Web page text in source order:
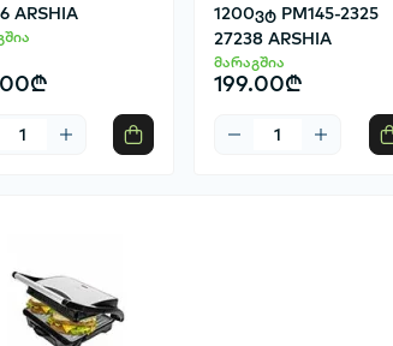
ARSHIA
1200ვტ PM145-2325
27238 ARSHIA
მარაგშია
199.00₾